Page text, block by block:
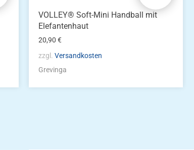
VOLLEY® Soft-Mini Handball mit
Elefantenhaut
20,90€
zzgl.Versandkosten
Grevinga